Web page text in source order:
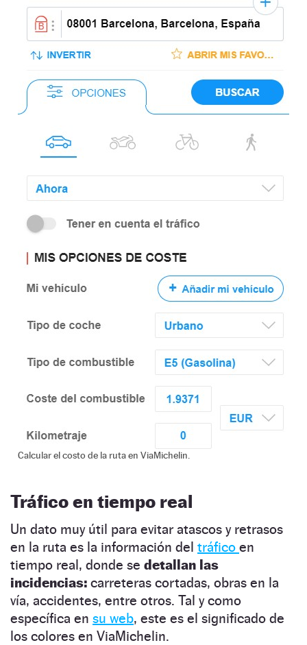
Calcular el costo de la ruta en ViaMichelin.
Tráfico en tiempo real
Un dato muy útil para evitar atascos y retrasos
en la ruta es la información del tráfico en
tiempo real, donde se detallan las
incidencias: carreteras cortadas, obras en la
vía, accidentes, entre otros. Tal y como
específica en su web, este es el significado de
los colores en ViaMichelin.